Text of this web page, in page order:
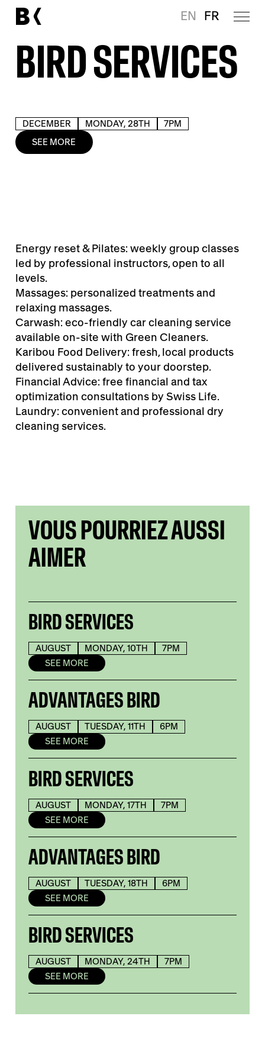
EN FR
BIRD SERVICES
DECEMBER MONDAY, 28TH
7PM
SEE MORE
Energy reset & Pilates: weekly group classes
led by professional instructors, open to all
levels.
Massages: personalized treatments and
relaxing massages.
Carwash: eco-friendly car cleaning service
available on-site with Green Cleaners.
Karibou Food Delivery: fresh, local products
delivered sustainably to your doorstep.
Financial Advice: free financial and tax
optimization consultations by Swiss Life.
Laundry: convenient and professional dry
cleaning services.
VOUS POURRIEZ AUSSI
AIMER
BIRD SERVICES
AUGUST MONDAY, 10TH
7PM
SEE MORE
ADVANTAGES BIRD
AUGUST TUESDAY, 11TH
6PM
SEE MORE
BIRD SERVICES
AUGUST MONDAY, 17TH
7PM
SEE MORE
ADVANTAGES BIRD
AUGUST TUESDAY, 18TH
6PM
SEE MORE
BIRD SERVICES
AUGUST MONDAY, 24TH
7PM
SEE MORE